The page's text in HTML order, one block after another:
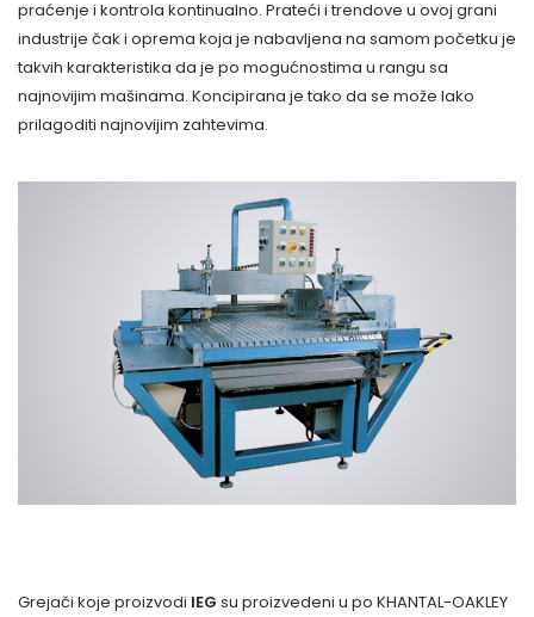
praćenje i kontrola kontinualno. Prateći i trendove u ovoj grani
industrije čak i oprema koja je nabavljena na samom početku je
takvih karakteristika da je po mogućnostima u rangu sa
najnovijim mašinama. Koncipirana je tako da se može lako
prilagoditi najnovijim zahtevima.
Grejači koje proizvodi IEG su proizvedeni u po KHANTAL-OAKLEY